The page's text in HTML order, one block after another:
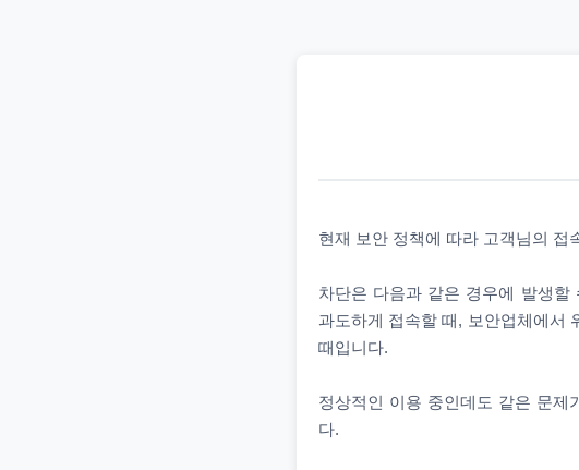
현재 보안 정책에 따라 고객님의 접
차단은 다음과 같은 경우에 발생
과도하게 접속할 때, 보안업체에서
때입니다.
정상적인 이용 중인데도 같은 문제
다.